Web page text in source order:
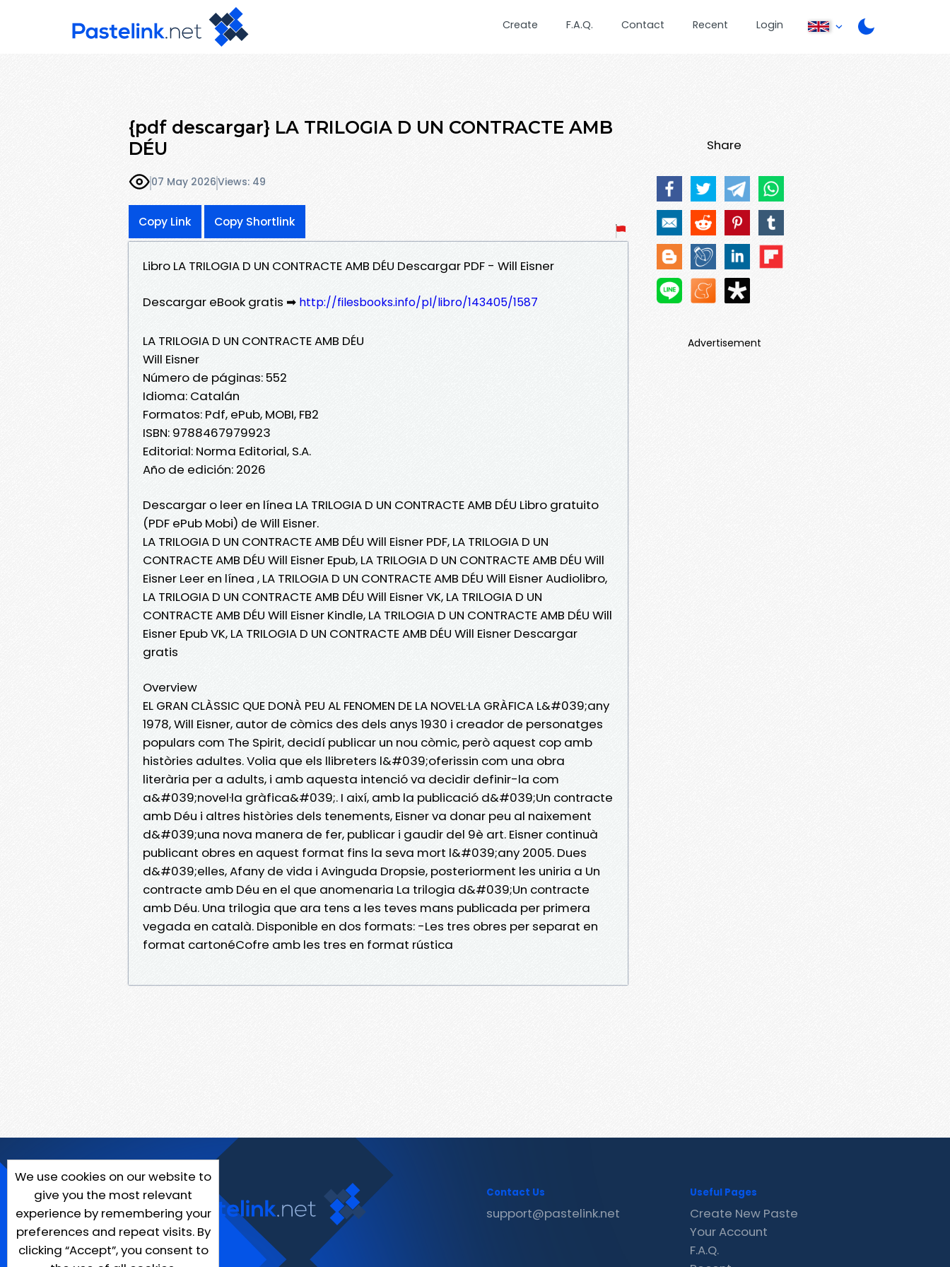
Create F.A.Q. Contact Recent Login
{pdf descargar} LA TRILOGIA D UN CONTRACTE AMB
DÉU
07 May 2026Views: 49
Copy Link Copy Shortlink
Libro LA TRILOGIA D UN CONTRACTE AMB DÉU Descargar PDF - Will Eisner
Descargar eBook gratis ➡ http://filesbooks.info/pl/libro/143405/1587
LA TRILOGIA D UN CONTRACTE AMB DÉU
Will Eisner
Número de páginas: 552
Idioma: Catalán
Formatos: Pdf, ePub, MOBI, FB2
ISBN: 9788467979923
Editorial: Norma Editorial, S.A.
Año de edición: 2026
Descargar o leer en línea LA TRILOGIA D UN CONTRACTE AMB DÉU Libro gratuito
(PDF ePub Mobi) de Will Eisner.
LA TRILOGIA D UN CONTRACTE AMB DÉU Will Eisner PDF, LA TRILOGIA D UN
CONTRACTE AMB DÉU Will Eisner Epub, LA TRILOGIA D UN CONTRACTE AMB DÉU Will
Eisner Leer en línea , LA TRILOGIA D UN CONTRACTE AMB DÉU Will Eisner Audiolibro,
LA TRILOGIA D UN CONTRACTE AMB DÉU Will Eisner VK, LA TRILOGIA D UN
CONTRACTE AMB DÉU Will Eisner Kindle, LA TRILOGIA D UN CONTRACTE AMB DÉU Will
Eisner Epub VK, LA TRILOGIA D UN CONTRACTE AMB DÉU Will Eisner Descargar
gratis
Overview
EL GRAN CLÀSSIC QUE DONÀ PEU AL FENOMEN DE LA NOVEL·LA GRÀFICA L&#039;any
1978, Will Eisner, autor de còmics des dels anys 1930 i creador de personatges
populars com The Spirit, decidí publicar un nou còmic, però aquest cop amb
històries adultes. Volia que els llibreters l&#039;oferissin com una obra
literària per a adults, i amb aquesta intenció va decidir definir-la com
a&#039;novel·la gràfica&#039;. I així, amb la publicació d&#039;Un contracte
amb Déu i altres històries dels tenements, Eisner va donar peu al naixement
d&#039;una nova manera de fer, publicar i gaudir del 9è art. Eisner continuà
publicant obres en aquest format fins la seva mort l&#039;any 2005. Dues
d&#039;elles, Afany de vida i Avinguda Dropsie, posteriorment les uniria a Un
contracte amb Déu en el que anomenaria La trilogia d&#039;Un contracte
amb Déu. Una trilogia que ara tens a les teves mans publicada per primera
vegada en català. Disponible en dos formats: -Les tres obres per separat en
format cartonéCofre amb les tres en format rústica
Share
Advertisement
We use cookies on our website to
give you the most relevant
experience by remembering your
preferences and repeat visits. By
clicking “Accept”, you consent to
Contact Us
support@pastelink.net
Useful Pages
Create New Paste
Your Account
F.A.Q.